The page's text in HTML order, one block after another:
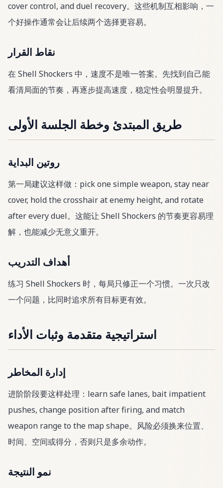
cover control, and duel recovery。这些机制互相影响，一
个好操作通常会让后续两个选择更容易。
نقاط القرار
在 Shell Shockers 中，速度不是唯一答案。先找到自己能
看清局面的节奏，再逐步提高速度，稳定性会明显提升。
طريق المبتدئ وخطة الجلسة الأولى
روتين البداية
第一局建议这样做：pick one simple weapon, stay near
cover, hold the crosshair at enemy height, and rotate
after every duel。这能让 Shell Shockers 的节奏更容易理
解，也能减少无意义重开。
أهداف التدريب
练习 Shell Shockers 时，每局只修正一个习惯。一次只改
一个问题，比同时追求所有目标更有效。
استراتيجية متقدمة وثبات الأداء
إدارة المخاطر
进阶阶段要这样处理：learn safe lanes, bait impatient
pushes, change position after firing, and match
weapon range to the map shape。风险必须换来位置、
时间、空间或得分，否则只是多余动作。
نمو النتيجة